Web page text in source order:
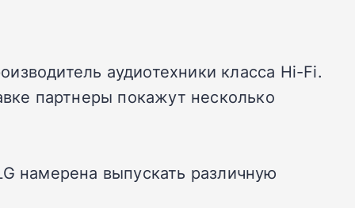
аудиотехники класса Hi-Fi.
партнеры покажут несколько
намерена выпускать различную